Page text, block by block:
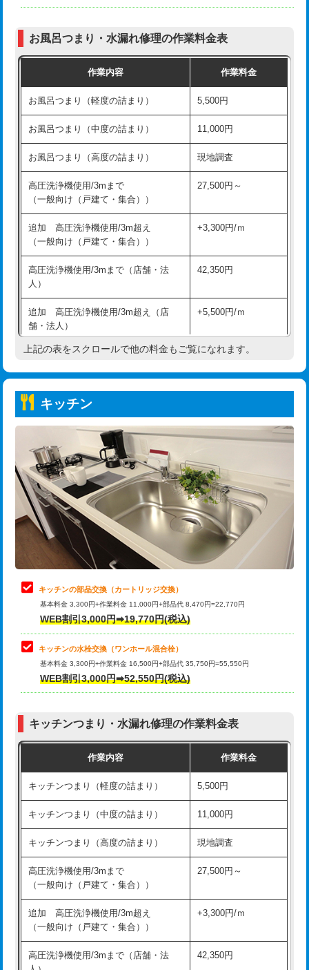
交換・取付（普通便座） 11,000円+材料費
交換・取付（温水洗浄便座） 16,500円+材料費
交換・取付(単水栓（壁付・デッキ
式）)
13,200円+材料費
交換・取付(混合水栓（壁付・デッキ
式・ワンホール）)
16,500円+材料費
交換・取付(排水栓・排水トラップ
（P/S/ポップアップ））
22,000円+材料費
交換・取付（その他部品） 11,000円+材料費
持込商品取付（単水栓） 13,200円
持込商品取付（混合水栓）
持込商品取付（浄水器・分岐水栓） 16,500円
持込商品取付（温水洗浄便座） 22,000円
持込商品取付（普通便座⇔温水洗浄便
22,000円
給水管工事※（ホール加工)
給水管工事※（バンド止め) 3,300円
給水管工事※（支持金具設置) 5,500円
給水管工事※（保温材使用（バンド止
め込み）)
5,500円
給水管工事※（土の掘削・埋め戻し作
11,000円
給水管工事※（塩ビ管（VP・HI）使
用/3ｍまで)
給水管工事※（塩ビ管（VP・HI）使
用（追加）/3ｍ超え)
給水管工事※（ライニング鋼管・銅
管・ポリ管・HT管使用/3ｍまで)
44,000円
管・ポリ管・HT管使用/3ｍ超え)
排水管工事（土の掘削・埋め戻し作
11,000円~
排水管工事（排水管工事/3ｍまで） 55,000円
排水管工事（追加 排水管工事/3ｍ超
+11,000円
マス交換（深さ50㎝未満）
マス交換（深さ50㎝以上） 66,000円
コンクリート斫り（厚さ10㎝まで）
お風呂つまり・水漏れ修理の作業料金表
作業内容 作業料金
お風呂つまり（軽度の詰まり） 5,500円
お風呂つまり（中度の詰まり） 11,000円
お風呂つまり（高度の詰まり） 現地調査
高圧洗浄機使用/3mまで
（一般向け（戸建て・集合））
27,500円～
追加 高圧洗浄機使用/3m超え
（一般向け（戸建て・集合））
+3,300円/ｍ
高圧洗浄機使用/3mまで（店舗・法
人）
42,350円
追加 高圧洗浄機使用/3m超え（店
舗・法人）
+5,500円/ｍ
高度高圧洗浄換 現地調査
トーラー機使用/3mまで
追加トーラー機使用/3m超え +3,300円
カメラ調査 33,000円
桝清掃 8,800円
止水・漏水調査・防水処理・清掃・修
理・調整・分解・加工など（軽作業）
11,000円
止水・漏水調査・防水処理・清掃・修
理・調整・分解・加工など（中作業）
22,000円
止水・漏水調査・防水処理・清掃・修
理・調整・分解・加工など（重作業）
33,000円
お風呂タンク脱着
その他部品の脱着
式・ワンホール）)
交換・取付(排水栓・排水トラップ
22,000円+材料費
持込商品取付（単水栓）
持込商品取付（混合水栓） 16,500円
上記の表をスクロールで他の料金もご覧になれます。
キッチン
キッチンの部品交換（カートリッジ交換）
基本料金 3,300円+作業料金 11,000円+部品代 8,470円=22,770円
WEB割引3,000円➡19,770円(税込)
キッチンの水栓交換（ワンホール混合栓）
基本料金 3,300円+作業料金 16,500円+部品代 35,750円=55,550円
WEB割引3,000円➡52,550円(税込)
キッチンつまり・水漏れ修理の作業料金表
作業内容 作業料金
キッチンつまり（軽度の詰まり） 5,500円
キッチンつまり（中度の詰まり） 11,000円
キッチンつまり（高度の詰まり） 現地調査
高圧洗浄機使用/3mまで
（一般向け（戸建て・集合））
27,500円～
追加 高圧洗浄機使用/3m超え
（一般向け（戸建て・集合））
+3,300円/ｍ
高圧洗浄機使用/3mまで（店舗・法
42,350円